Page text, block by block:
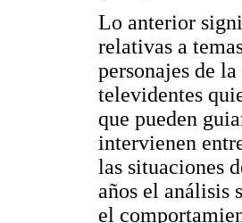
Lo anterior
relativas a
personajes de
televidentes
que pueden
intervienen
las situaciones
años el análisis
el